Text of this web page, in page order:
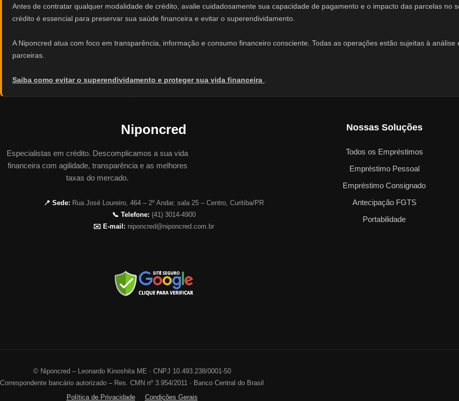
Antes de contratar qualquer modalidade de crédito, avalie cuidadosamente sua capacidade de pagamento e o impacto das parcelas no
crédito é essencial para preservar sua saúde financeira e evitar o superendividamento.
A Niponcred atua com foco em transparência, informação e consumo financeiro consciente. Todas as operações estão sujeitas à
parceiras.
Saiba como evitar o superendividamento e proteger sua vida financeira
Niponcred
Especialistas em crédito. Descomplicamos a sua vida
financeira com agilidade, transparência e as melhores
taxas do mercado.
📍 Sede: Rua José Loureiro, 464 – 2º Andar, sala 25 – Centro, Curitiba/PR
📞 Telefone: (41) 3014-4900
✉️ E-mail: niponcred@niponcred.com.br
Nossas Soluções
Todos os Empréstimos
Empréstimo Pessoal
Empréstimo Consignado
Antecipação FGTS
Portabilidade
© Niponcred – Leonardo Kinoshita ME · CNPJ 10.493.238/0001-50
Correspondente bancário autorizado – Res. CMN nº 3.954/2011 · Banco Central do Brasil
Política de Privacidade
Condições Gerais